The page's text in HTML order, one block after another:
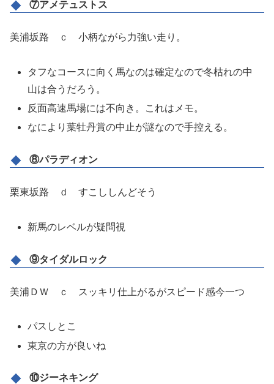
⑦アメテュストス
美浦坂路 ｃ 小柄ながら力強い走り。
タフなコースに向く馬なのは確定なので冬枯れの中
山は合うだろう。
反面高速馬場には不向き。これはメモ。
なにより葉牡丹賞の中止が謎なので手控える。
⑧パラディオン
栗東坂路 ｄ すこししんどそう
新馬のレベルが疑問視
⑨タイダルロック
美浦ＤＷ ｃ スッキリ仕上がるがスピード感今一つ
パスしとこ
東京の方が良いね
⑩ジーネキング